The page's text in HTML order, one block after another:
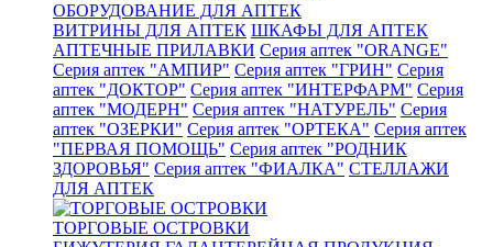
ОБОРУДОВАНИЕ ДЛЯ АПТЕК
ВИТРИНЫ ДЛЯ АПТЕК ШКАФЫ ДЛЯ АПТЕК
АПТЕЧНЫЕ ПРИЛАВКИ Серия аптек "ORANGE"
Серия аптек "АМПИР" Серия аптек "ГРИН" Серия
аптек "ДОКТОР" Серия аптек "ИНТЕРФАРМ" Серия
аптек "МОДЕРН" Серия аптек "НАТУРЕЛЬ" Серия
аптек "ОЗЕРКИ" Серия аптек "ОРТЕКА" Серия аптек
"ПЕРВАЯ ПОМОЩЬ" Серия аптек "РОДНИК
ЗДОРОВЬЯ" Серия аптек "ФИАЛКА" СТЕЛЛАЖИ
ДЛЯ АПТЕК
ТОРГОВЫЕ ОСТРОВКИ